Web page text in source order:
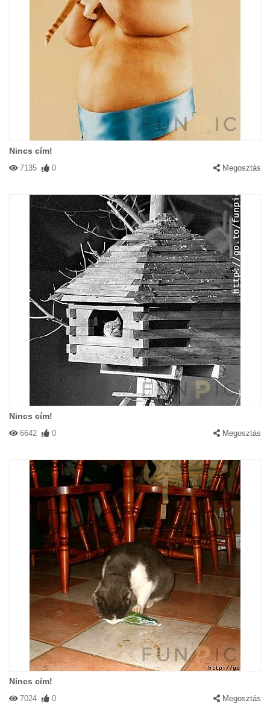
Nincs cím!
7135 0 Megosztás
Nincs cím!
6642 0 Megosztás
Nincs cím!
7024 0 Megosztás